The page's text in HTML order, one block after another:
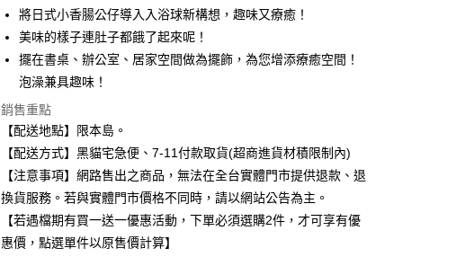
合作金庫商業銀行
第一商業銀行
華南商業銀行
國泰世華商業銀行
兆豐國際商業銀行
臺灣中小企業銀行
匯豐（台灣）商業銀行
聯邦商業銀行
玉山商業銀行
星展（台灣）商業銀行
台新國際商業銀行
中國信託商業銀行
台灣樂天信用卡公司
超商取貨付款
Apple Pay
街口支付
悠遊付
Google Pay
全盈+PAY
大哥付你分期
將日式小香腸公仔導入入浴球新構想，趣味又療癒！
美味的樣子連肚子都餓了起來呢！
擺在書桌、辦公室、居家空間做為擺飾，為您增添療癒空間！
泡澡兼具趣味！
銷售重點
【配送地點】限本島。
【配送方式】黑貓宅急便、7-11付款取貨(超商進貨材積限制內)
【注意事項】網路售出之商品，無法在全台實體門市提供退款、退
換貨服務。若與實體門市價格不同時，請以網站公告為主。
【若遇檔期有買一送一優惠活動，下單必須選購2件，才可享有優
惠價，點選單件以原售價計算】